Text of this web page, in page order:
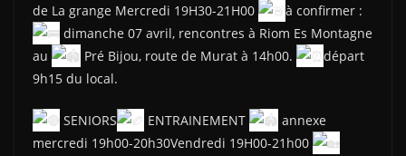
de La grange Mercredi 19H30-21H00
à confirmer :
dimanche 07 avril, rencontres à Riom Es Montagne
au
Pré Bijou, route de Murat à 14h00.
départ
9h15 du local.
SENIORS ENTRAINEMENT
annexe
mercredi 19h00-20h30Vendredi 19H00-21h00